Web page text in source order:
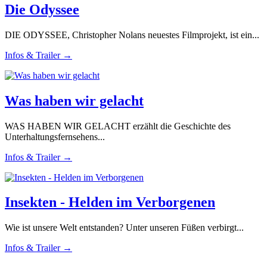
Die Odyssee
DIE ODYSSEE, Christopher Nolans neuestes Filmprojekt, ist ein...
Infos & Trailer →
Was haben wir gelacht
WAS HABEN WIR GELACHT erzählt die Geschichte des
Unterhaltungsfernsehens...
Infos & Trailer →
Insekten - Helden im Verborgenen
Wie ist unsere Welt entstanden? Unter unseren Füßen verbirgt...
Infos & Trailer →